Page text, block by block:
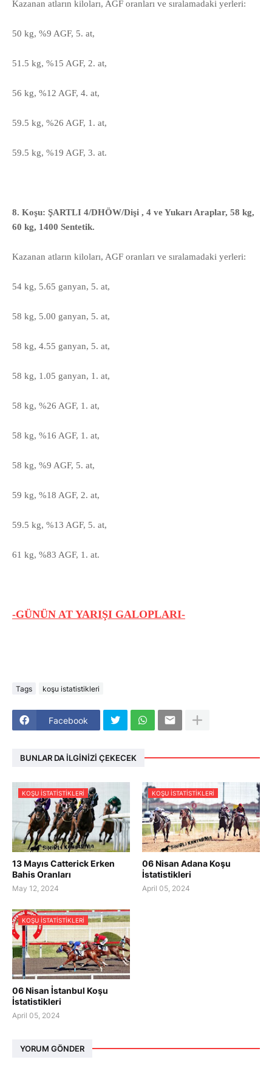
Kazanan atların kiloları, AGF oranları ve sıralamadaki yerleri:
50 kg, %9 AGF, 5. at,
51.5 kg, %15 AGF, 2. at,
56 kg, %12 AGF, 4. at,
59.5 kg, %26 AGF, 1. at,
59.5 kg, %19 AGF, 3. at.
8. Koşu: ŞARTLI 4/DHÖW/Dişi , 4 ve Yukarı Araplar, 58 kg,
60 kg, 1400 Sentetik.
Kazanan atların kiloları, AGF oranları ve sıralamadaki yerleri:
54 kg, 5.65 ganyan, 5. at,
58 kg, 5.00 ganyan, 5. at,
58 kg, 4.55 ganyan, 5. at,
58 kg, 1.05 ganyan, 1. at,
58 kg, %26 AGF, 1. at,
58 kg, %16 AGF, 1. at,
58 kg, %9 AGF, 5. at,
59 kg, %18 AGF, 2. at,
59.5 kg, %13 AGF, 5. at,
61 kg, %83 AGF, 1. at.
-GÜNÜN AT YARIŞI GALOPLARI-
Tags koşu istatistikleri
Facebook
BUNLAR DA İLGINIZI ÇEKECEK
KOŞU ISTATISTIKLERI
13 Mayıs Catterick Erken
Bahis Oranları
May 12, 2024
KOŞU ISTATISTIKLERI
06 Nisan Adana Koşu
İstatistikleri
April 05, 2024
KOŞU ISTATISTIKLERI
06 Nisan İstanbul Koşu
İstatistikleri
April 05, 2024
YORUM GÖNDER